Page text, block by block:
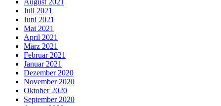
Juli 2021
Juni 2021
Mai 2021
April 2021
März 2021
Februar 2021
Januar 2021
Dezember 2020
November 2020
Oktober 2020
September 2020